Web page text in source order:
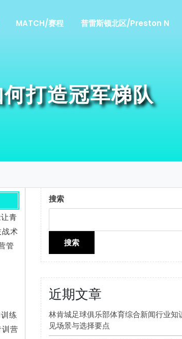
MATCH/赛程 普雷斯顿北区/Preston N
打造冠军梯队
青
术
管
练
营
搜索
搜索
近期文章
林肯城足球俱乐部体育综合新闻行业知
见场景与选择要点